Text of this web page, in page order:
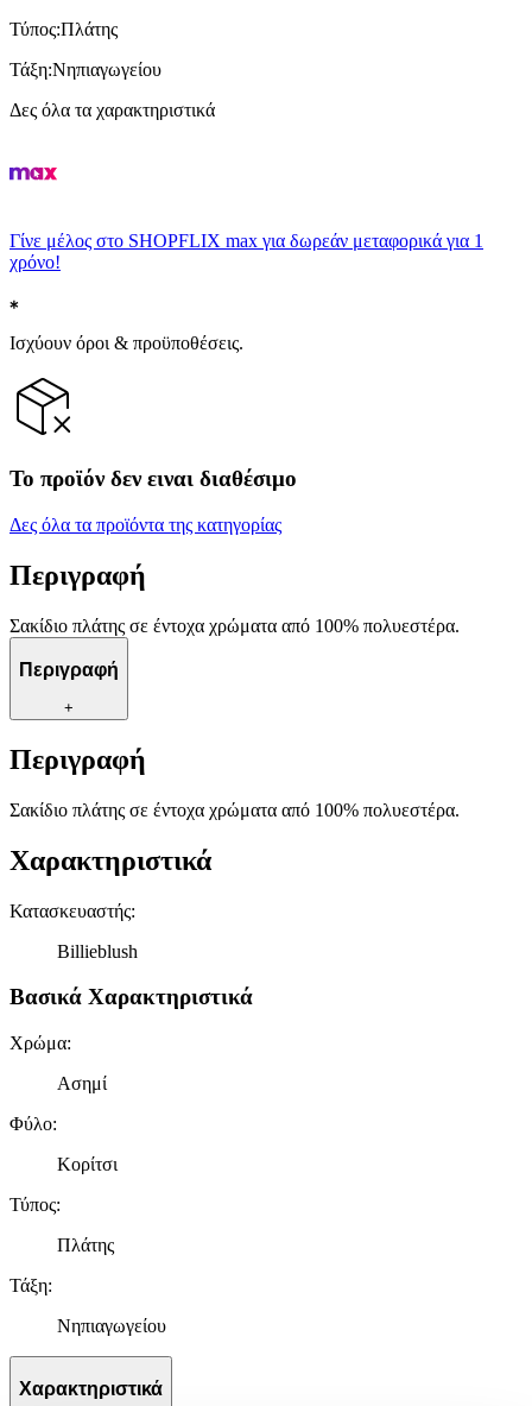
Τύπος:Πλάτης
Τάξη:Νηπιαγωγείου
Δες όλα τα χαρακτηριστικά
Γίνε μέλος στο SHOPFLIX max για δωρεάν μεταφορικά για 1
χρόνο!
Ισχύουν όροι & προϋποθέσεις.
Το προϊόν δεν ειναι διαθέσιμο
Δες όλα τα προϊόντα της κατηγορίας
Περιγραφή
Σακίδιο πλάτης σε έντοχα χρώματα από 100% πολυεστέρα.
Περιγραφή
+
Περιγραφή
Σακίδιο πλάτης σε έντοχα χρώματα από 100% πολυεστέρα.
Χαρακτηριστικά
Κατασκευαστής:
Billieblush
Βασικά Χαρακτηριστικά
Χρώμα:
Ασημί
Φύλο:
Κορίτσι
Τύπος:
Πλάτης
Τάξη:
Νηπιαγωγείου
Χαρακτηριστικά